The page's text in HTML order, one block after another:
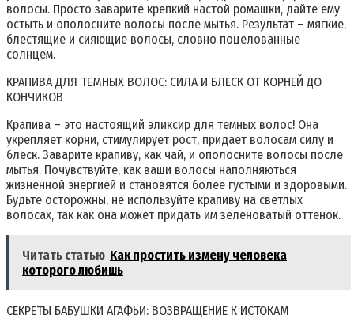
волосы. Просто заварите крепкий настой ромашки, дайте ему
остыть и ополосните волосы после мытья. Результат – мягкие,
блестящие и сияющие волосы, словно поцелованные
солнцем.
КРАПИВА ДЛЯ ТЕМНЫХ ВОЛОС: СИЛА И БЛЕСК ОТ КОРНЕЙ ДО
КОНЧИКОВ
Крапива – это настоящий эликсир для темных волос! Она
укрепляет корни, стимулирует рост, придает волосам силу и
блеск. Заварите крапиву, как чай, и ополосните волосы после
мытья. Почувствуйте, как ваши волосы наполняються
жизненной энергией и становятся более густыми и здоровыми.
Будьте осторожны, не используйте крапиву на светлых
волосах, так как она может придать им зеленоватый оттенок.
Читать статью Как простить измену человека
которого любишь
СЕКРЕТЫ БАБУШКИ АГАФЬИ: ВОЗВРАЩЕНИЕ К ИСТОКАМ